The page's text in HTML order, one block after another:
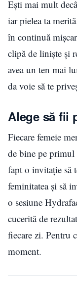
Ești mai mult
iar pielea ta
în continuă
clipă de liniște și
avea un ten mai
da voie să te
Alege să fii
Fiecare femeie
de bine pe primul
fapt o invitație să
feminitatea și să
o sesiune
cucerită de
fiecare zi. Pentru
moment.